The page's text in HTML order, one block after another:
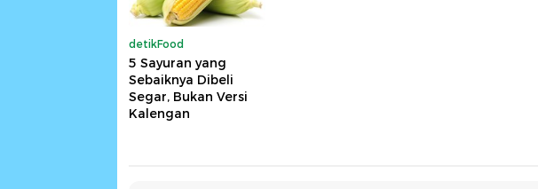
detikFood
5 Sayuran yang
Sebaiknya Dibeli
Segar, Bukan Versi
Kalengan